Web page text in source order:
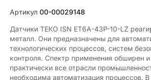
Артикул 00-00029148
Датчики ТЕКО ISN ET6A-43P-10-LZ
металл. Они предназначены для
технологических процессов, систем
контроля. Спектр применения обширен
практически все отрасли
необходима автоматизация процессов.